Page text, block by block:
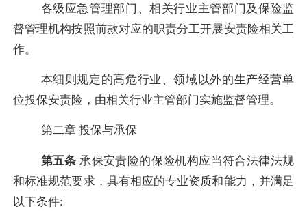
各级应急管理部门、相关行业主管部门及保险监
督管理机构按照前款对应的职责分工开展安责险相关工
作。
本细则规定的高危行业、领域以外的生产经营单
位投保安责险， 由相关行业主管部门实施监督管理。
第二章 投保与承保
第五条 承保安责险的保险机构应当符合法律法规
和标准规范要求，具有相应的专业资质和能力，并满足
以下条件: